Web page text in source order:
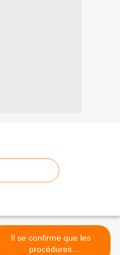
Il se confirme que les
procédures